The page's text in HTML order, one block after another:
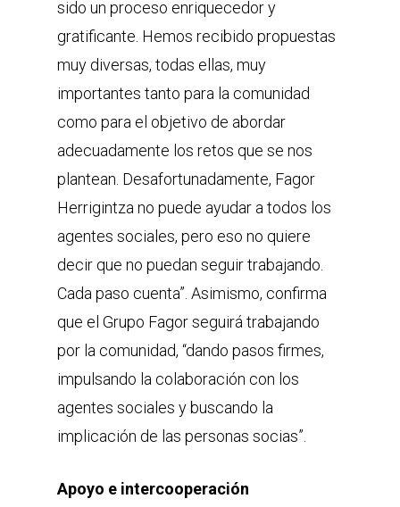
sido un proceso enriquecedor y
gratificante. Hemos recibido propuestas
muy diversas, todas ellas, muy
importantes tanto para la comunidad
como para el objetivo de abordar
adecuadamente los retos que se nos
plantean. Desafortunadamente, Fagor
Herrigintza no puede ayudar a todos los
agentes sociales, pero eso no quiere
decir que no puedan seguir trabajando.
Cada paso cuenta”. Asimismo, confirma
que el Grupo Fagor seguirá trabajando
por la comunidad, “dando pasos firmes,
impulsando la colaboración con los
agentes sociales y buscando la
implicación de las personas socias”.
Apoyo e intercooperación